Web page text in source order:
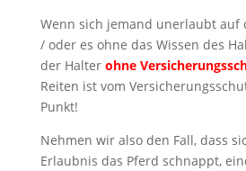
Wenn sich jemand unerlaubt auf
/ oder es ohne das Wissen des
der Halter ohne
Reiten ist vom
Punkt!
Nehmen wir also den Fall, dass
Erlaubnis das Pferd schnappt,